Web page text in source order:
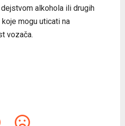
alkohola ili drugih
mogu uticati na
vozača.